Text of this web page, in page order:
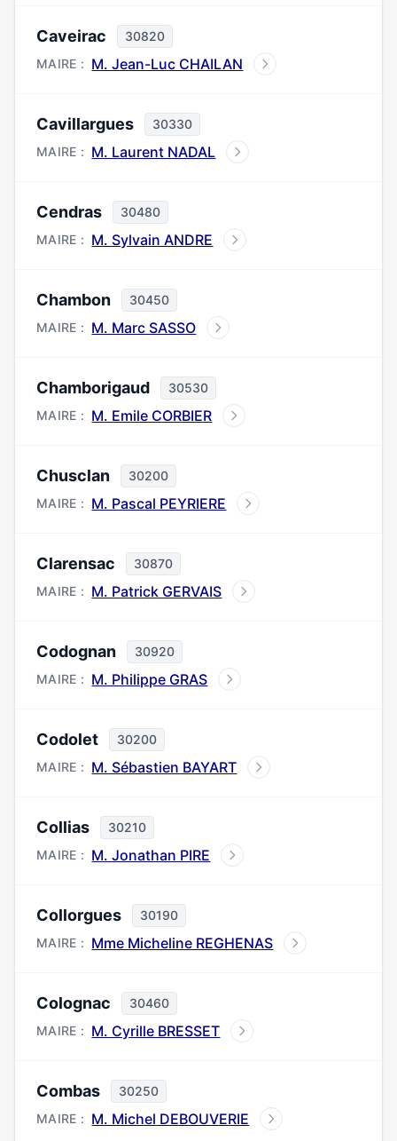
Caveirac
30820
MAIRE : M. Jean-Luc CHAILAN
Cavillargues
30330
MAIRE : M. Laurent NADAL
Cendras
30480
MAIRE : M. Sylvain ANDRE
Chambon
30450
MAIRE : M. Marc SASSO
Chamborigaud
30530
MAIRE : M. Emile CORBIER
Chusclan
30200
MAIRE : M. Pascal PEYRIERE
Clarensac
30870
MAIRE : M. Patrick GERVAIS
Codognan
30920
MAIRE : M. Philippe GRAS
Codolet
30200
MAIRE : M. Sébastien BAYART
Collias
30210
MAIRE : M. Jonathan PIRE
Collorgues
30190
MAIRE : Mme Micheline REGHENAS
Colognac
30460
MAIRE : M. Cyrille BRESSET
Combas
30250
MAIRE : M. Michel DEBOUVERIE